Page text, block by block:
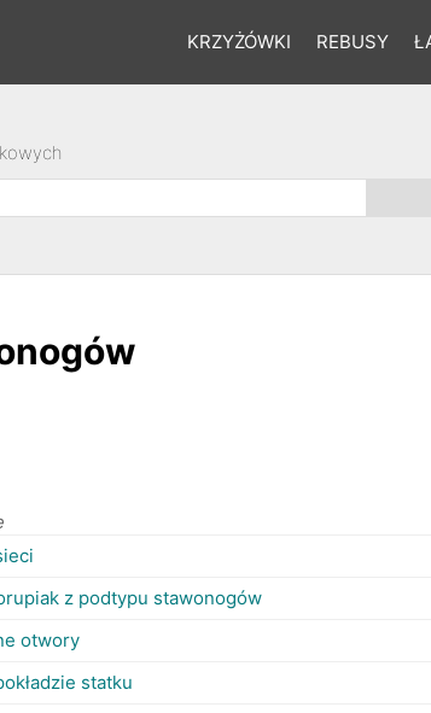
KRZYŻÓWKI REBUSY
z podtypu stawonogów
otwory
statku